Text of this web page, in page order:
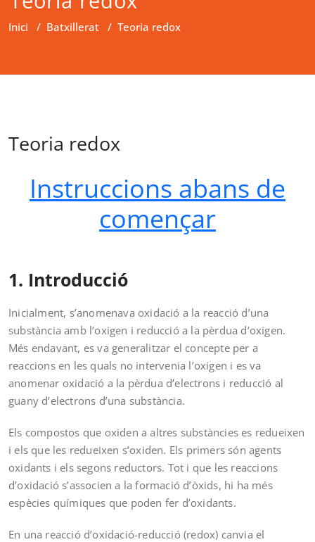
Inici / Batxillerat / Teoria redox
Teoria redox
Instruccions abans de
començar
1. Introducció
Inicialment, s’anomenava oxidació a la reacció d’una
substància amb l’oxigen i reducció a la pèrdua d’oxigen.
Més endavant, es va generalitzar el concepte per a
reaccions en les quals no intervenia l’oxigen i es va
anomenar oxidació a la pèrdua d’electrons i reducció al
guany d’electrons d’una substància.
Els compostos que oxiden a altres substàncies es redueixen
i els que les redueixen s’oxiden. Els primers són agents
oxidants i els segons reductors. Tot i que les reaccions
d’oxidació s’associen a la formació d’òxids, hi ha més
espècies químiques que poden fer d’oxidants.
En una reacció d’oxidació-reducció (redox) canvia el